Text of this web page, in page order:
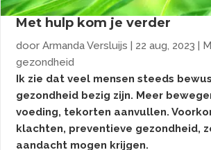
Met hulp kom je verder
doorArmanda Versluijs | 22 aug, 2023 |
gezondheid
Ik zie dat veel mensen steeds
gezondheid bezig zijn. Meer
voeding, tekorten aanvullen.
klachten, preventieve gezondheid,
aandacht mogen krijgen.